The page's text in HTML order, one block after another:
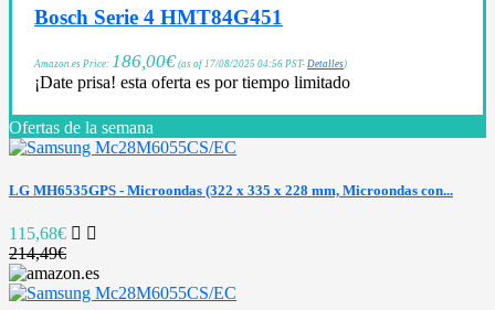
Bosch Serie 4 HMT84G451
Amazon.es Price: 186,00€ (as of 17/08/2025 04:56 PST- Detalles)
¡Date prisa! esta oferta es por tiempo limitado
Ofertas de la semana
LG MH6535GPS - Microondas (322 x 335 x 228 mm, Microondas con...
115,68€
214,49€